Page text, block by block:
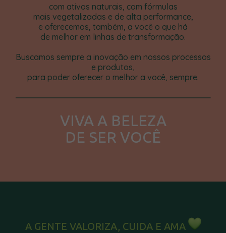
com ativos naturais, com fórmulas
mais vegetalizadas e de alta performance,
e oferecemos, também, a você o que há
de melhor em linhas de transformação.
Buscamos sempre a inovação em nossos processos
e produtos,
para poder oferecer o melhor a você, sempre.
VIVA A BELEZA
DE SER VOCÊ
A GENTE VALORIZA, CUIDA E AMA